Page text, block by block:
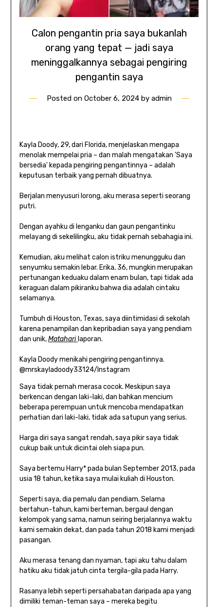
Calon pengantin pria saya bukanlah
orang yang tepat — jadi saya
meninggalkannya sebagai pengiring
pengantin saya
Posted on October 6, 2024by admin
Kayla Doody, 29, dari Florida, menjelaskan mengapa
menolak mempelai pria – dan malah mengatakan 'Saya
bersedia' kepada pengiring pengantinnya – adalah
keputusan terbaik yang pernah dibuatnya.
Berjalan menyusuri lorong, aku merasa seperti seorang
putri.
Dengan ayahku di lenganku dan gaun pengantinku
melayang di sekelilingku, aku tidak pernah sebahagia ini.
Kemudian, aku melihat calon istriku menungguku dan
senyumku semakin lebar. Erika, 36, mungkin merupakan
pertunangan keduaku dalam enam bulan, tapi tidak ada
keraguan dalam pikiranku bahwa dia adalah cintaku
selamanya.
Tumbuh di Houston, Texas, saya diintimidasi di sekolah
karena penampilan dan kepribadian saya yang pendiam
dan unik,Matahari laporan.
Kayla Doody menikahi pengiring pengantinnya.
@mrskayladoody33124/Instagram
Saya tidak pernah merasa cocok. Meskipun saya
berkencan dengan laki-laki, dan bahkan mencium
beberapa perempuan untuk mencoba mendapatkan
perhatian dari laki-laki, tidak ada satupun yang serius.
Harga diri saya sangat rendah, saya pikir saya tidak
cukup baik untuk dicintai oleh siapa pun.
Saya bertemu Harry* pada bulan September 2013, pada
usia 18 tahun, ketika saya mulai kuliah di Houston.
Seperti saya, dia pemalu dan pendiam. Selama
bertahun-tahun, kami berteman, bergaul dengan
kelompok yang sama, namun seiring berjalannya waktu
kami semakin dekat, dan pada tahun 2018 kami menjadi
pasangan.
Aku merasa tenang dan nyaman, tapi aku tahu dalam
hatiku aku tidak jatuh cinta tergila-gila pada Harry.
Rasanya lebih seperti persahabatan daripada apa yang
dimiliki teman-teman saya – mereka begitu